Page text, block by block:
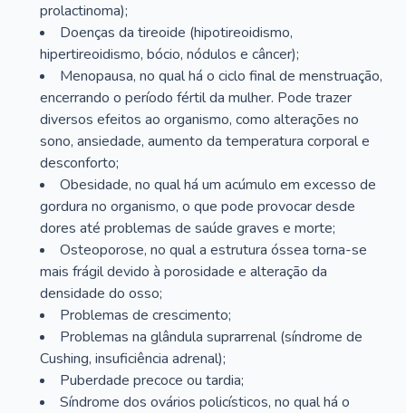
prolactinoma);
Doenças da tireoide (hipotireoidismo,
hipertireoidismo, bócio, nódulos e câncer);
Menopausa, no qual há o ciclo final de menstruação,
encerrando o período fértil da mulher. Pode trazer
diversos efeitos ao organismo, como alterações no
sono, ansiedade, aumento da temperatura corporal e
desconforto;
Obesidade, no qual há um acúmulo em excesso de
gordura no organismo, o que pode provocar desde
dores até problemas de saúde graves e morte;
Osteoporose, no qual a estrutura óssea torna-se
mais frágil devido à porosidade e alteração da
densidade do osso;
Problemas de crescimento;
Problemas na glândula suprarrenal (síndrome de
Cushing, insuficiência adrenal);
Puberdade precoce ou tardia;
Síndrome dos ovários policísticos, no qual há o